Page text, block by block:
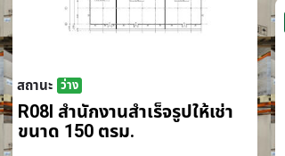
สถานะ ว่าง
R08I สำนักงานสำเร็จรูปให้เช่า
ขนาด 150 ตรม.